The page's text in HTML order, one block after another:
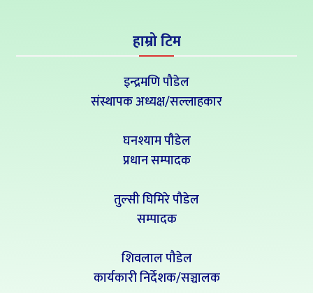
हाम्रो टिम
इन्द्रमणि पौडेल
संस्थापक अध्यक्ष/सल्लाहकार
घनश्याम पौडेल
प्रधान सम्पादक
तुल्सी घिमिरे पौडेल
सम्पादक
शिवलाल पौडेल
कार्यकारी निर्देशक/सञ्चालक